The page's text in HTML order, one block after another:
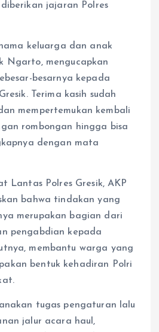
jajaran Polres
keluarga dan anak
Ngarto, mengucapkan
besarnya kepada
Terima kasih sudah
mempertemukan kembali
rombongan hingga bisa
dengan mata
Lantas Polres Gresik, AKP
bahwa tindakan yang
merupakan bagian dari
pengabdian kepada
membantu warga yang
bentuk kehadiran Polri
tugas pengaturan lalu
jalur acara haul,